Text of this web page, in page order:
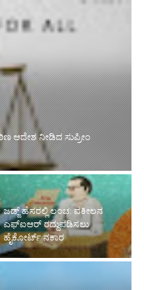
ಬಿಂಬಿಸಿದ ಆರೋಪಿಗಳ
ಸಹಕಾರ ಸಂಘಗಳ ಠೇವಣಿ
ನಿಯಮ: ರಾಜ್ಯ ಸರಕಾರಕ್ಕೆ
ಹೈಕೋರ್ಟ್ ನೋಟಿಸ್